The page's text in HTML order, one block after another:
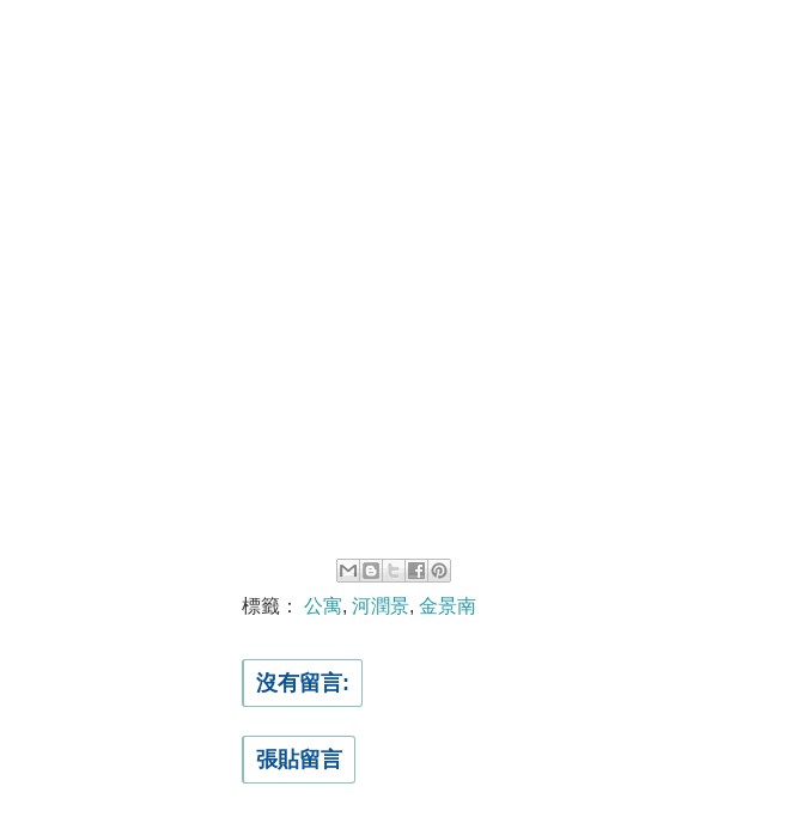
標籤： 公寓, 河潤景, 金景南
沒有留言:
張貼留言